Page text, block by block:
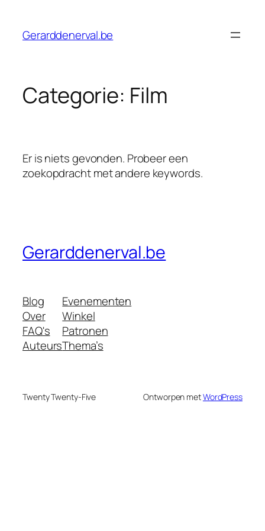
Gerarddenerval.be
Categorie: Film
Er is niets gevonden. Probeer een
zoekopdracht met andere keywords.
Gerarddenerval.be
Blog
Over
FAQ's
Auteurs
Evenementen
Winkel
Patronen
Thema’s
Twenty Twenty-Five Ontworpen metWordPress